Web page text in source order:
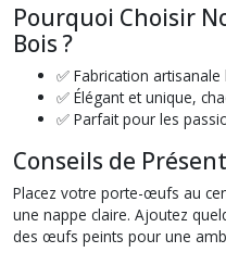
Pourquoi Choisir
Bois ?
✅ Fabrication artisanale
✅ Élégant et unique,
✅ Parfait pour les
Conseils de
Placez votre porte-œufs au
une nappe claire. Ajoutez
des œufs peints pour une